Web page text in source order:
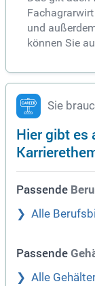
und
können Sie
Sie
Hier gibt es
Passende
Alle
Passende
Alle